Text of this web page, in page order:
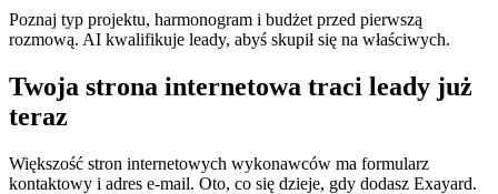
Poznaj typ projektu, harmonogram i budżet przed pierwszą
rozmową. AI kwalifikuje leady, abyś skupił się na właściwych.
Twoja strona internetowa traci leady już
teraz
Większość stron internetowych wykonawców ma formularz
kontaktowy i adres e-mail. Oto, co się dzieje, gdy dodasz Exayard.